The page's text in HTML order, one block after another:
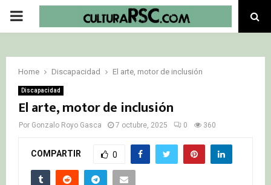
PRIMARY
Home Discapacidad El arte, motor de inclusión
Discapacidad
El arte, motor de inclusión
Por Gonzalo Royo Gasca 7 octubre, 2025 0 360
COMPARTIR 0